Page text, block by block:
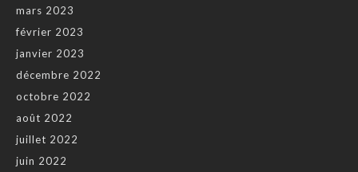
mars 2023
février 2023
janvier 2023
décembre 2022
octobre 2022
août 2022
juillet 2022
juin 2022